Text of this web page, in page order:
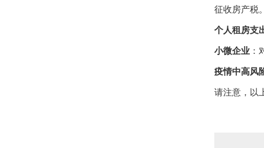
征收房产税。
个人租房支
小微企业 ：
疫情中高风
请注意，以